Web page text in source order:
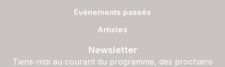
Événements passés
Artistes
Newsletter
Tiens-moi au courant du programme, des prochains